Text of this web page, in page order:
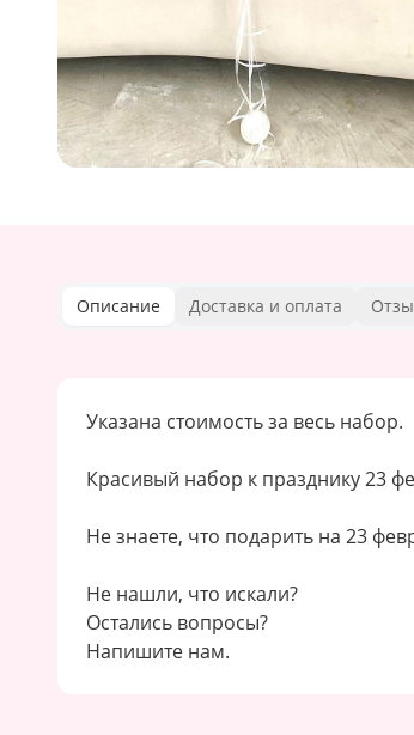
Описание Доставка и оплата
Указана стоимость за весь набор.
Красивый набор к празднику 23
Не знаете, что подарить на 23
Не нашли, что искали?
Остались вопросы?
Напишите нам.